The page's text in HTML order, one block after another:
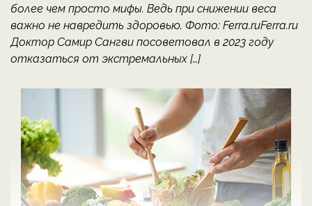
более чем просто мифы. Ведь при снижении веса
важно не навредить здоровью. Фото: Ferra.ruFerra.ru
Доктор Самир Сангви посоветовал в 2023 году
отказаться от экстремальных […]